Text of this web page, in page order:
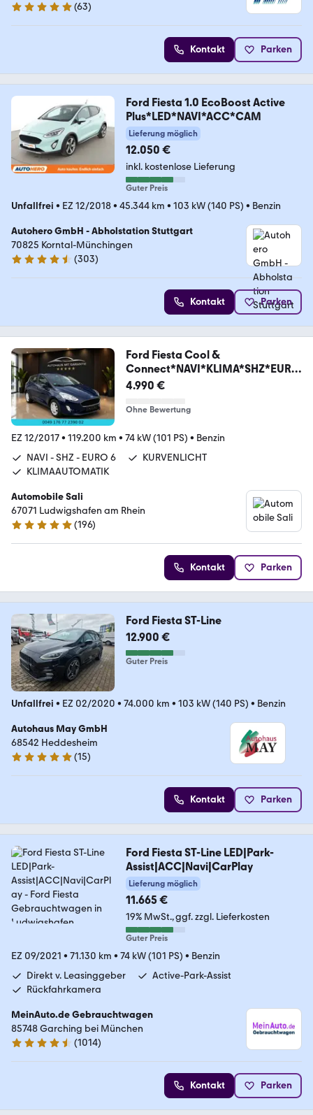
4.9 Sterne
(63)
Kontakt Parken
Ford Fiesta 1.0 EcoBoost Active
Plus*LED*NAVI*ACC*CAM
Lieferung möglich
12.050 €
inkl. kostenlose Lieferung
Guter Preis
Unfallfrei • EZ 12/2018• 45.344 km • 103 kW (140 PS) • Benzin
Autohero GmbH - Abholstation Stuttgart
70825 Korntal-Münchingen
4.4 Sterne
(303)
Kontakt Parken
Ford Fiesta Cool &
Connect*NAVI*KLIMA*SHZ*EURO
6*
4.990 €
Ohne Bewertung
EZ 12/2017• 119.200 km • 74 kW (101 PS) • Benzin
NAVI - SHZ - EURO 6
KURVENLICHT
KLIMAAUTOMATIK
Automobile Sali
67071 Ludwigshafen am Rhein
5 Sterne
(196)
Kontakt Parken
Ford Fiesta ST-Line
12.900 €
Guter Preis
Unfallfrei • EZ 02/2020 • 74.000 km • 103 kW (140 PS) • Benzin
Autohaus May GmbH
68542 Heddesheim
5 Sterne
(15)
Kontakt Parken
Ford Fiesta ST-Line LED|Park-
Assist|ACC|Navi|CarPlay
Lieferung möglich
11.665 €
19% MwSt. ggf. zzgl. Lieferkosten
Guter Preis
EZ 09/2021 • 71.130 km • 74 kW (101 PS) • Benzin
Direkt v. Leasinggeber
Active-Park-Assist
Rückfahrkamera
MeinAuto.de Gebrauchtwagen
85748 Garching bei München
4.6 Sterne
(1014)
Kontakt Parken